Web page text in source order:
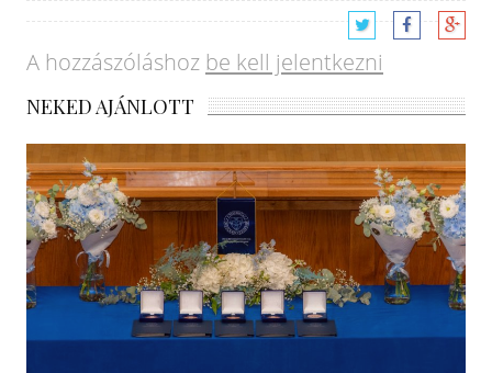
A hozzászóláshoz be kell jelentkezni
NEKED AJÁNLOTT